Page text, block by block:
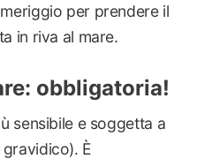
per prendere il
in riva al mare.
obbligatoria!
sensibile e soggetta a
È